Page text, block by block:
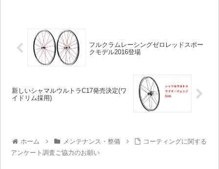
フルクラムレーシングゼロレッドスポー
クモデル2016登場
新しいシャマルウルトラC17発売決定(ワ
イドリム採用)
ホーム メンテナンス・整備
コーティングに関する
アンケート調査ご協力のお願い